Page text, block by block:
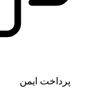
پرداخت ایمن